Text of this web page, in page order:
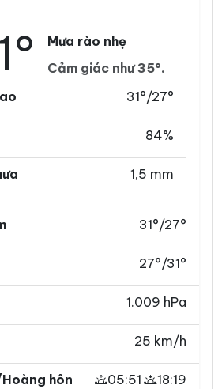
Mưa rào nhẹ
Cảm giác như 35°.
31°/27°
84%
1,5 mm
31°/27°
27°/31°
1.009 hPa
25 km/h
hôn 05:51 18:19